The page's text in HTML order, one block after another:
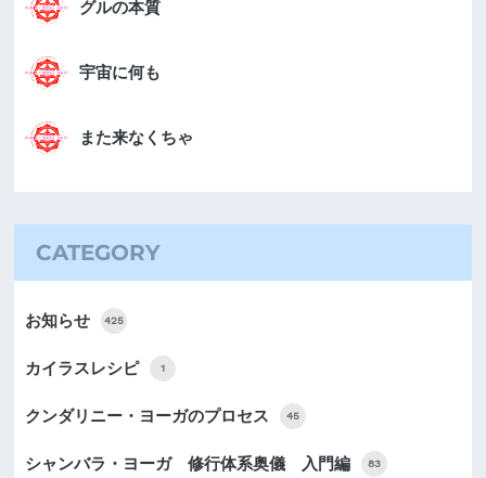
グルの本質
宇宙に何も
また来なくちゃ
CATEGORY
お知らせ 425
カイラスレシピ 1
クンダリニー・ヨーガのプロセス 45
シャンバラ・ヨーガ 修行体系奥儀 入門編 83